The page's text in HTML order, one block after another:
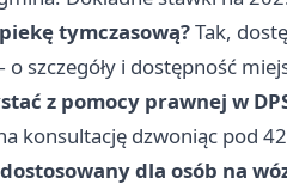
tymczasową?Tak,
szczegóły i dostępność
z pomocy prawnej w
konsultację dzwoniąc pod
dla osób na